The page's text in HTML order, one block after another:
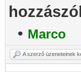
• Marco
A szerző üzeneteinek